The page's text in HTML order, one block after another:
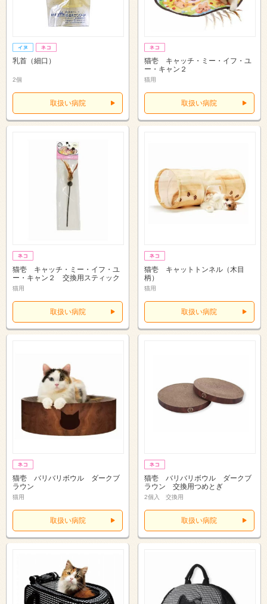
乳首（細口）
2個
取扱い病院
猫壱 キャッチ・ミー・イフ・ユ
ー・キャン２
猫用
取扱い病院
猫壱 キャッチ・ミー・イフ・ユ
ー・キャン２ 交換用スティック
猫用
取扱い病院
猫壱 キャットトンネル（木目
柄）
猫用
取扱い病院
猫壱 バリバリボウル ダークブ
ラウン
猫用
取扱い病院
猫壱 バリバリボウル ダークブ
ラウン 交換用つめとぎ
2個入 交換用
取扱い病院